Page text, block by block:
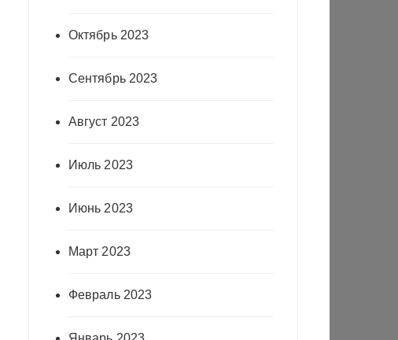
Октябрь 2023
Сентябрь 2023
Август 2023
Июль 2023
Июнь 2023
Март 2023
Февраль 2023